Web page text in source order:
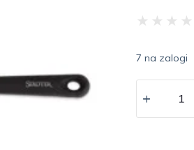
★ ★ ★ ★
7 na zalogi